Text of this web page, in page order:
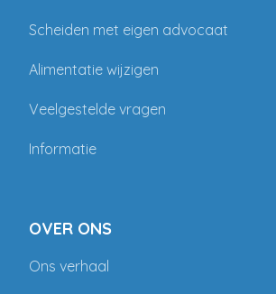
Scheiden met eigen advocaat
Alimentatie wijzigen
Veelgestelde vragen
Informatie
OVER ONS
Ons verhaal